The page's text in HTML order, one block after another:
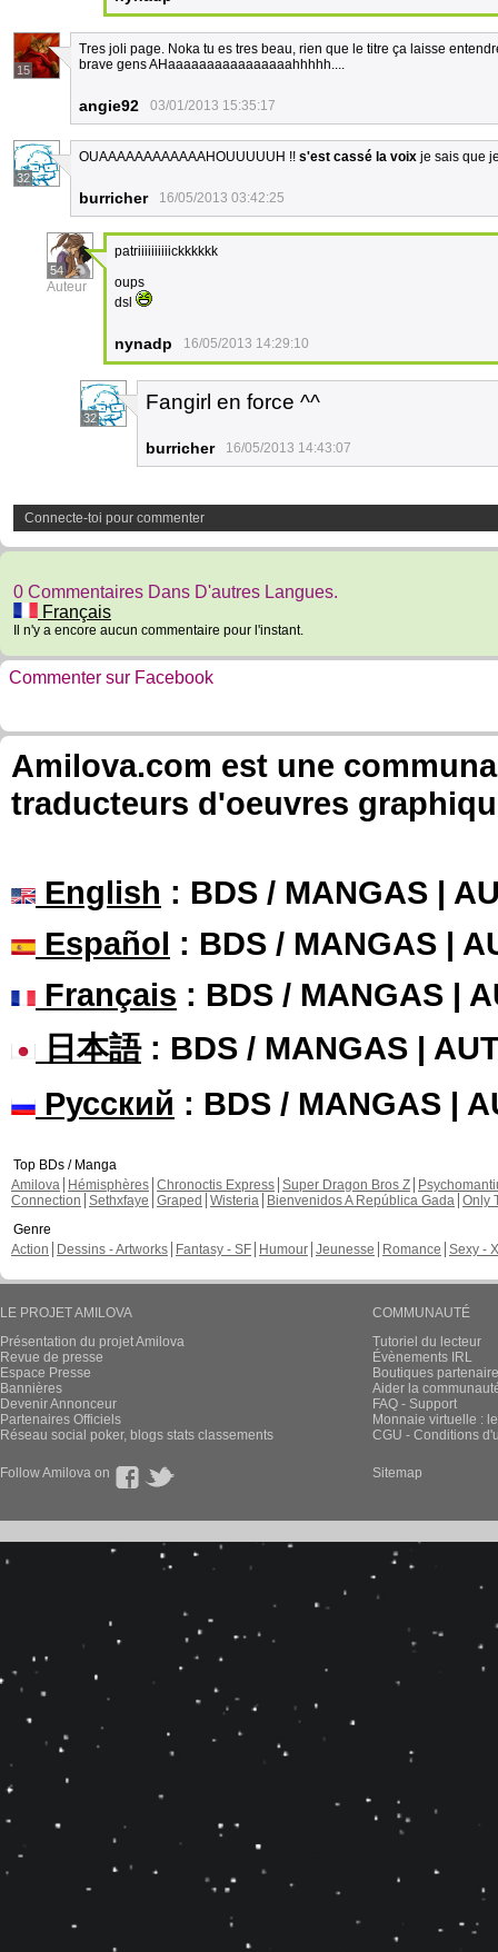
15
Tres joli page. Noka tu es tres beau, rien que le titre ça laisse
brave gens AHaaaaaaaaaaaaaaaahhhhh....
angie92 03/01/2013 15:35:17
32
OUAAAAAAAAAAAAHOUUUUUH !! s'est cassé la voix je sais que
burricher 16/05/2013 03:42:25
54
Auteur
patriiiiiiiiiickkkkkk
oups
dsl
nynadp 16/05/2013 14:29:10
32
Fangirl en force ^^
burricher 16/05/2013 14:43:07
Connecte-toi pour commenter
0 Commentaires Dans D'autres Langues.
Français
Il n'y a encore aucun commentaire pour l'instant.
Commenter sur Facebook
Amilova.com est une
traducteurs d'oeuvres
English : BDS / MANGAS |
Español : BDS / MANGAS |
Français : BDS / MANGAS |
日本語: BDS / MANGAS |
Русский : BDS / MANGAS |
Top BDs / Manga
Amilova
Hémisphères Chronoctis Express Super Dragon Bros Z
Connection Sethxfaye Graped Wisteria Bienvenidos A República Gada Only
Genre
Action
Dessins - Artworks Fantasy - SF Humour Jeunesse Romance Sexy -
LE PROJET AMILOVA
Présentation du projet Amilova
Revue de presse
Espace Presse
Bannières
Devenir Annonceur
Partenaires Officiels
Réseau social poker, blogs stats classements
COMMUNAUTÉ
Tutoriel du lecteur
Évènements IRL
Boutiques
Aider la
FAQ - Support
Monnaie virtuelle :
CGU - Conditions
Follow Amilova on Sitemap